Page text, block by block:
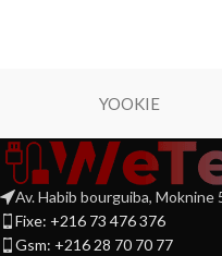
YOOKIE
Av. Habib bourguiba, Moknine
Fixe: +216 73 476 376
Gsm: +216 28 70 70 77